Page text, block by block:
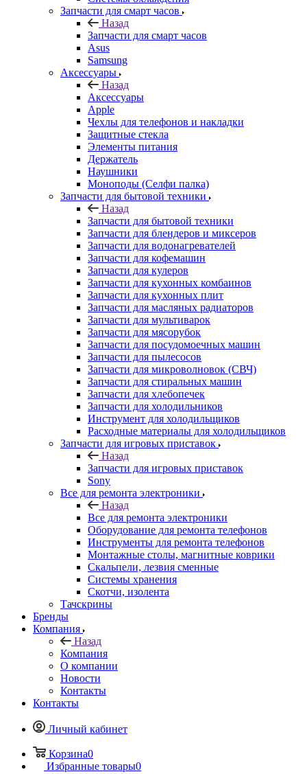
Запчасти для смарт часов
Назад
Запчасти для смарт часов
Asus
Samsung
Аксессуары
Назад
Аксессуары
Apple
Чехлы для телефонов и накладки
Защитные стекла
Элементы питания
Держатель
Наушники
Моноподы (Селфи палка)
Запчасти для бытовой техники
Назад
Запчасти для бытовой техники
Запчасти для блендеров и миксеров
Запчасти для водонагревателей
Запчасти для кофемашин
Запчасти для кулеров
Запчасти для кухонных комбаинов
Запчасти для кухонных плит
Запчасти для масляных радиаторов
Запчасти для мультиварок
Запчасти для мясорубок
Запчасти для посудомоечных машин
Запчасти для пылесосов
Запчасти для микроволновок (СВЧ)
Запчасти для стиральных машин
Запчасти для хлебопечек
Запчасти для холодильников
Инструмент для холодильщиков
Расходные материалы для холодильщиков
Запчасти для игровых приставок
Назад
Запчасти для игровых приставок
Sony
Все для ремонта электроники
Назад
Все для ремонта электроники
Оборудование для ремонта телефонов
Инструменты для ремонта телефонов
Монтажные столы, магнитные коврики
Скальпели, лезвия сменные
Системы хранения
Скотчи, изолента
Тачскрины
Бренды
Компания
Назад
Компания
О компании
Новости
Контакты
Контакты
Личный кабинет
Корзина0
Избранные товары0